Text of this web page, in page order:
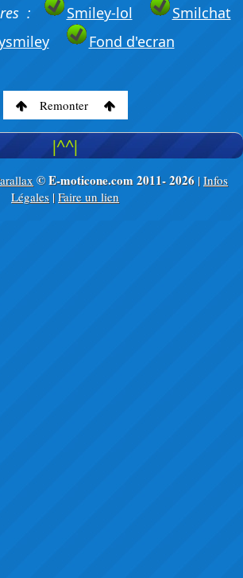
: Smiley-lol
Smilchat
Fond d'ecran
Remonter
|^^|
© E-moticone.com 2011-2026 | Infos
Légales | Faire un lien